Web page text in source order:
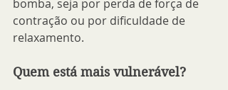
bomba, seja por perda de força de
contração ou por dificuldade de
relaxamento.
Quem está mais vulnerável?